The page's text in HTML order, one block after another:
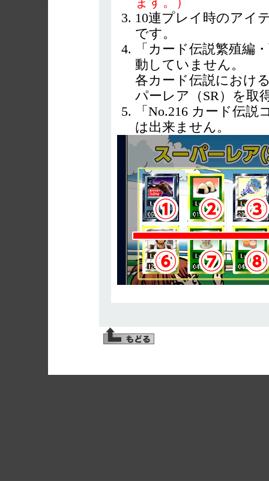
10連プレイ時のアイ
です。
「カード伝説繁殖編
動していません。
各カード伝説におけ
パーレア（SR）を取
「No.216 カード伝
は出来ません。